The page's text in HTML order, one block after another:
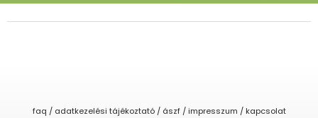
faq / adatkezelési tájékoztató / ászf / impresszum / kapcsolat